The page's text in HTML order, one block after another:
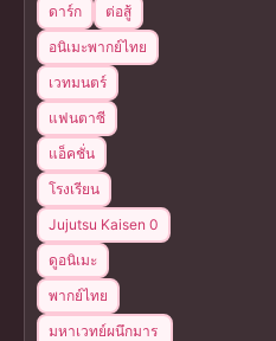
ดาร์ก
ต่อสู้
อนิเมะพากย์ไทย
เวทมนตร์
แฟนตาซี
แอ็คชั่น
โรงเรียน
Jujutsu Kaisen 0
ดูอนิเมะ
พากย์ไทย
มหาเวทย์ผนึกมาร